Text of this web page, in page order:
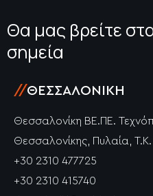
Θα μας βρείτε
σημεία
//ΘΕΣΣΑΛΟΝΊΚΗ
Θεσσαλονίκη ΒΕ.ΠΕ.
Θεσσαλονίκης, Πυλαία,
+30 2310 477725
+30 2310 415740